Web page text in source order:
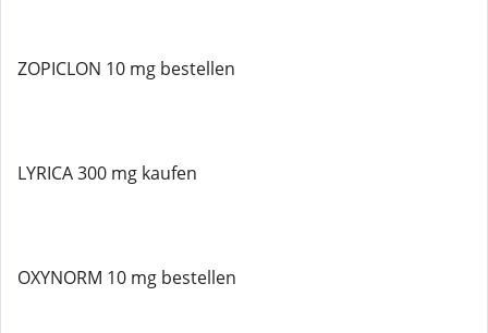
ZOPICLON 10 mg bestellen
LYRICA 300 mg kaufen
OXYNORM 10 mg bestellen